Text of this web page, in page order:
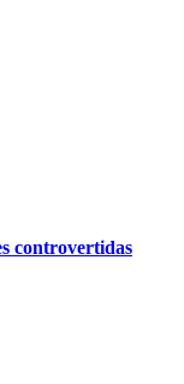
controvertidas